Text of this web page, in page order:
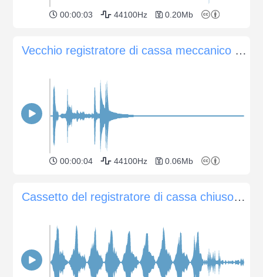
00:00:03 44100Hz 0.20Mb
Vecchio registratore di cassa meccanico con campana
00:00:04 44100Hz 0.06Mb
Cassetto del registratore di cassa chiuso più volte